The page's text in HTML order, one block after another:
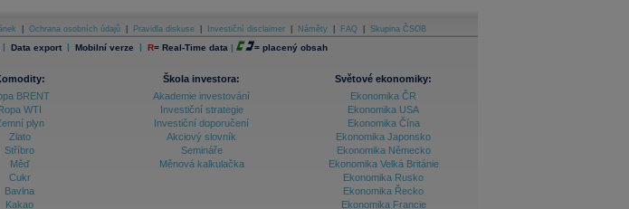
Ochrana osobních údajů Pravidla diskuse Investiční disclaimer Náměty FAQ Skupina ČSOB
| Data export | Mobilní verze | R= Real-Time data | = placený obsah
BRENT
WTI
plyn
Zlato
Stříbro
Měď
Cukr
Bavlna
Kakao
Škola investora:
Akademie investování
Investiční strategie
Investiční doporučení
Akciový slovník
Semináře
Měnová kalkulačka
Světové ekonomiky:
Ekonomika ČR
Ekonomika USA
Ekonomika Čína
Ekonomika Japonsko
Ekonomika Německo
Ekonomika Velká Británie
Ekonomika Rusko
Ekonomika Řecko
Ekonomika Francie